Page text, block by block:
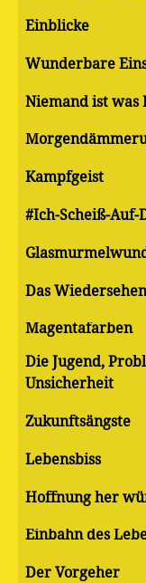
Einblicke
Wunderbare
Niemand ist was
Kampfgeist
#Ich-Scheiß-Auf-
Das
Magentafarben
Die Jugend,
Unsicherheit
Zukunftsängste
Lebensbiss
Hoffnung her
Einbahn des
Der Vorgeher